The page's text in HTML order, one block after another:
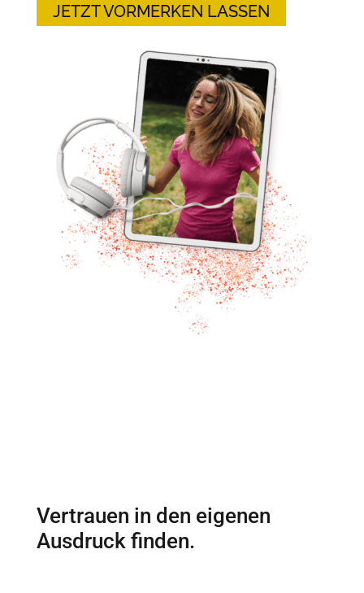
JETZT VORMERKEN LASSEN
Vertrauen in den eigenen
Ausdruck finden.